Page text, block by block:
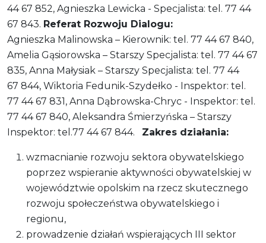
44 67 852, Agnieszka Lewicka - Specjalista: tel. 77 44
67 843. Referat Rozwoju Dialogu:
Agnieszka Malinowska – Kierownik: tel. 77 44 67 840,
Amelia Gąsiorowska – Starszy Specjalista: tel. 77 44 67
835, Anna Małysiak – Starszy Specjalista: tel. 77 44
67 844, Wiktoria Fedunik-Szydełko - Inspektor: tel.
77 44 67 831, Anna Dąbrowska-Chryc - Inspektor: tel.
77 44 67 840, Aleksandra Śmierzyńska – Starszy
Inspektor: tel.77 44 67 844. Zakres działania:
wzmacnianie rozwoju sektora obywatelskiego
poprzez wspieranie aktywności obywatelskiej w
województwie opolskim na rzecz skutecznego
rozwoju społeczeństwa obywatelskiego i
regionu,
prowadzenie działań wspierających III sektor